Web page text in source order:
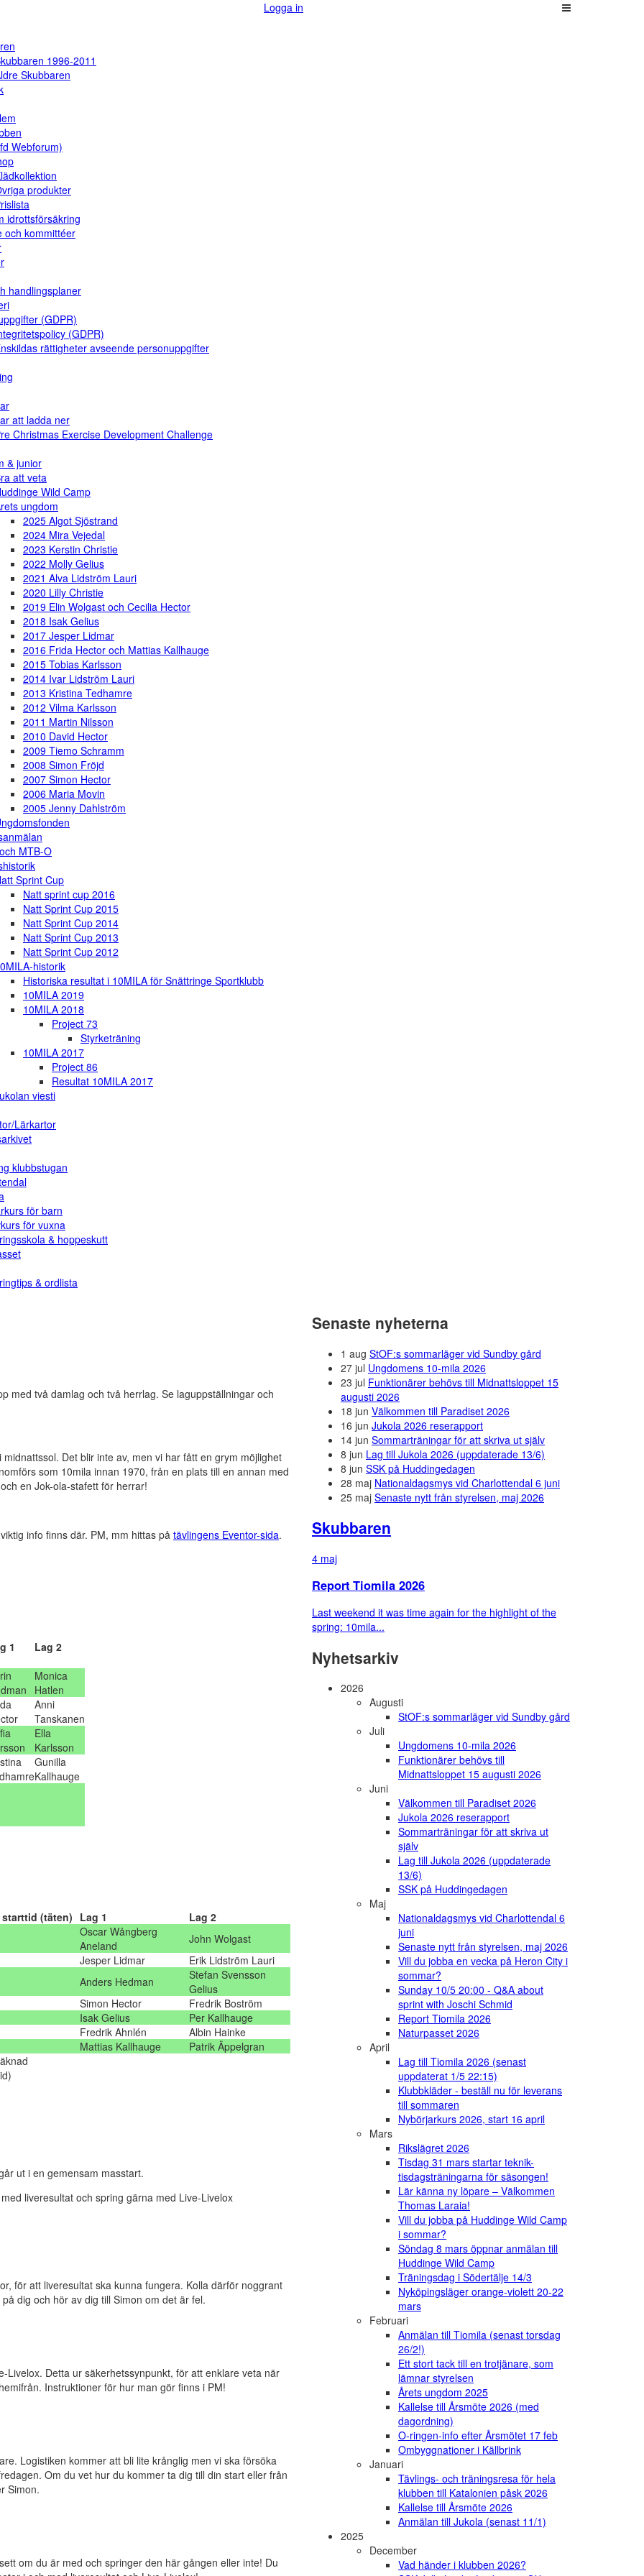
Logga in
1996-2011
Skubbaren
Webforum)
produkter
idrottsförsäkring
och kommittéer
handlingsplaner
(GDPR)
(GDPR)
rättigheter avseende personuppgifter
att ladda ner
Christmas Exercise Development Challenge
& junior
att veta
Wild Camp
ungdom
2025 Algot Sjöstrand
2024 Mira Vejedal
2023 Kerstin Christie
2022 Molly Gelius
2021 Alva Lidström Lauri
2020 Lilly Christie
2019 Elin Wolgast och Cecilia Hector
2018 Isak Gelius
2017 Jesper Lidmar
2016 Frida Hector och Mattias Kallhauge
2015 Tobias Karlsson
2014 Ivar Lidström Lauri
2013 Kristina Tedhamre
2012 Vilma Karlsson
2011 Martin Nilsson
2010 David Hector
2009 Tiemo Schramm
2008 Simon Fröjd
2007 Simon Hector
2006 Maria Movin
2005 Jenny Dahlström
MTB-O
Sprint Cup
Natt sprint cup 2016
Natt Sprint Cup 2015
Natt Sprint Cup 2014
Natt Sprint Cup 2013
Natt Sprint Cup 2012
historik
Historiska resultat i 10MILA för Snättringe Sportklubb
10MILA 2019
10MILA 2018
Project 73
Styrketräning
10MILA 2017
Project 86
Resultat 10MILA 2017
viesti
Lärkartor
klubbstugan
för barn
för vuxna
& hoppeskutt
& ordlista
med två damlag och två herrlag. Se laguppställningar och
Det blir inte av, men vi har fått en grym möjlighet
som 10mila innan 1970, från en plats till en annan med
en Jok-ola-stafett för herrar!
info finns där. PM, mm hittas påtävlingens Eventor-sida.
1 Lag 2
Monica
Hatlen
Anni
Tanskanen
Ella
Karlsson
Gunilla
Kallhauge
starttid (täten) Lag 1
Lag 2
Oscar Wångberg
Aneland
John Wolgast
Jesper Lidmar
Erik Lidström Lauri
Anders Hedman
Stefan Svensson
Gelius
Simon Hector
Fredrik Boström
Isak Gelius
Per Kallhauge
Fredrik Ahnlén
Albin Hainke
Mattias Kallhauge
Patrik Äppelgran
ut i en gemensam masstart.
liveresultat och spring gärna med Live-Livelox
för att liveresultat ska kunna fungera. Kolla därför noggrant
dig och hör av dig till Simon om det är fel.
Detta ur säkerhetssynpunkt, för att enklare veta när
Instruktioner för hur man gör finns i PM!
Logistiken kommer att bli lite krånglig men vi ska försöka
Om du vet hur du kommer ta dig till din start eller från
Simon.
om du är med och springer den här gången eller inte! Du
Senaste nyheterna
1 aug StOF:s sommarläger vid Sundby gård
27 jul Ungdomens 10-mila 2026
23 jul Funktionärer behövs till Midnattsloppet 15
augusti 2026
18 jun Välkommen till Paradiset 2026
16 jun Jukola 2026 reserapport
14 jun Sommarträningar för att skriva ut själv
8 jun Lag till Jukola 2026 (uppdaterade 13/6)
8 jun SSK på Huddingedagen
28 maj Nationaldagsmys vid Charlottendal 6 juni
25 maj Senaste nytt från styrelsen, maj 2026
Skubbaren
4 maj
Report Tiomila 2026
Last weekend it was time again for the highlight of the
spring: 10mila...
Nyhetsarkiv
2026
Augusti
StOF:s sommarläger vid Sundby gård
Juli
Ungdomens 10-mila 2026
Funktionärer behövs till
Midnattsloppet 15 augusti 2026
Juni
Välkommen till Paradiset 2026
Jukola 2026 reserapport
Sommarträningar för att skriva ut
själv
Lag till Jukola 2026 (uppdaterade
13/6)
SSK på Huddingedagen
Maj
Nationaldagsmys vid Charlottendal 6
juni
Senaste nytt från styrelsen, maj 2026
Vill du jobba en vecka på Heron City i
sommar?
Sunday 10/5 20:00 - Q&A about
sprint with Joschi Schmid
Report Tiomila 2026
Naturpasset 2026
April
Lag till Tiomila 2026 (senast
uppdaterat 1/5 22:15)
Klubbkläder - beställ nu för leverans
till sommaren
Nybörjarkurs 2026, start 16 april
Mars
Rikslägret 2026
Tisdag 31 mars startar teknik-
tisdagsträningarna för säsongen!
Lär känna ny löpare – Välkommen
Thomas Laraia!
Vill du jobba på Huddinge Wild Camp
i sommar?
Söndag 8 mars öppnar anmälan till
Huddinge Wild Camp
Träningsdag i Södertälje 14/3
Nyköpingsläger orange-violett 20-22
mars
Februari
Anmälan till Tiomila (senast torsdag
26/2!)
Ett stort tack till en trotjänare, som
lämnar styrelsen
Årets ungdom 2025
Kallelse till Årsmöte 2026 (med
dagordning)
O-ringen-info efter Årsmötet 17 feb
Ombyggnationer i Källbrink
Januari
Tävlings- och träningsresa för hela
klubben till Katalonien påsk 2026
Kallelse till Årsmöte 2026
Anmälan till Jukola (senast 11/1)
2025
December
Vad händer i klubben 2026?